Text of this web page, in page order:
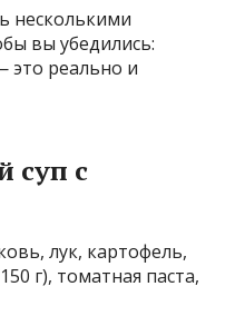
несколькими
вы убедились:
это реально и
суп с
лук, картофель,
г), томатная паста,